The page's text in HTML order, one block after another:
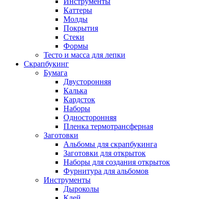
Каттеры
Молды
Покрытия
Стеки
Формы
Тесто и масса для лепки
Скрапбукинг
Бумага
Двусторонняя
Калька
Кардсток
Наборы
Односторонняя
Пленка термотрансферная
Заготовки
Альбомы для скрапбукинга
Заготовки для открыток
Наборы для создания открыток
Фурнитура для альбомов
Инструменты
Дыроколы